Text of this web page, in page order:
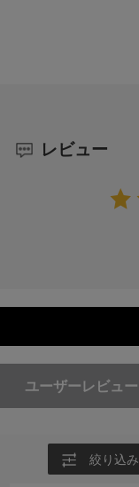
レビュー
ユーザーレビュー
絞り込み